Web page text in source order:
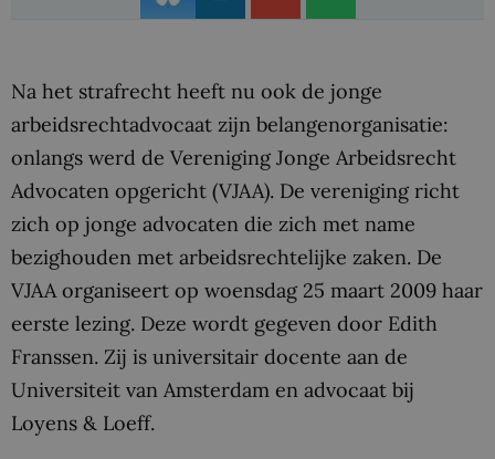
Na het strafrecht heeft nu ook de jonge
arbeidsrechtadvocaat zijn belangenorganisatie:
onlangs werd de Vereniging Jonge Arbeidsrecht
Advocaten opgericht (VJAA). De vereniging richt
zich op jonge advocaten die zich met name
bezighouden met arbeidsrechtelijke zaken. De
VJAA organiseert op woensdag 25 maart 2009 haar
eerste lezing. Deze wordt gegeven door Edith
Franssen. Zij is universitair docente aan de
Universiteit van Amsterdam en advocaat bij
Loyens & Loeff.